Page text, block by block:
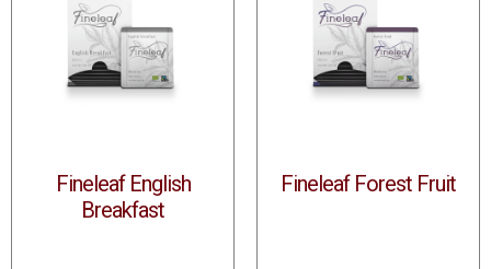
Fineleaf English
Breakfast
Fineleaf Forest Fruit